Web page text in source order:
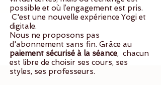
possible et où l’engagement est pris.
C'est une nouvelle expérience Yogi et
digitale.
Nous ne proposons pas
d'abonnement sans fin. Grâce au
paiement sécurisé à la séance, chacun
est libre de choisir ses cours, ses
styles, ses professeurs.